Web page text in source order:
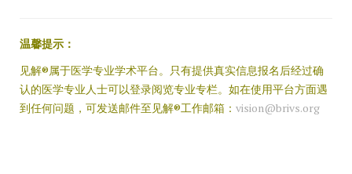
温馨提示：
见解®属于医学专业学术平台。只有提供真实信息报名后经过确
认的医学专业人士可以登录阅览专业专栏。如在使用平台方面遇
到任何问题，可发送邮件至见解®工作邮箱： vision@brivs.org